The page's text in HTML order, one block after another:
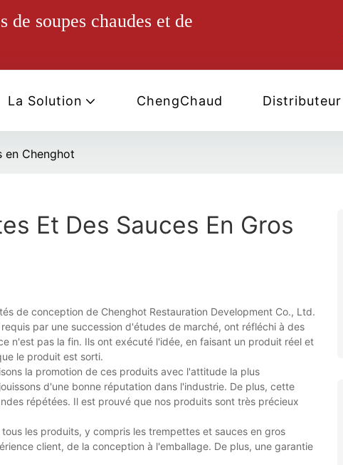
de soupes chaudes et de
La Solution ChengChaud Distributeur
en Chenghot
Et Des Sauces En Gros
de conception de Chenghot Restauration Development Co., Ltd.
par une succession d'études de marché, ont réfléchi à des
n'est pas la fin. Ils ont exécuté l'idée, en faisant un produit réel et
le produit est sorti.
la promotion de ces produits avec l'attitude la plus
d'une bonne réputation dans l'industrie. De plus, cette
répétées. Il est prouvé que nos produits sont très précieux
les produits, y compris les trempettes et sauces en gros
client, de la conception à l'emballage. De plus, une garantie